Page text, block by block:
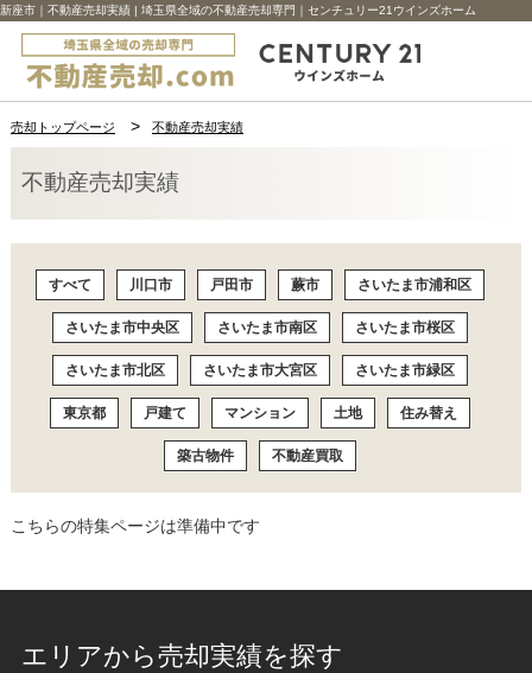
新座市｜不動産売却実績 | 埼玉県全域の不動産売却専門｜センチュリー21ウインズホーム
売却トップページ 不動産売却実績
不動産売却実績
すべて 川口市 戸田市 蕨市 さいたま市浦和区
さいたま市中央区 さいたま市南区 さいたま市桜区
さいたま市北区 さいたま市大宮区 さいたま市緑区
東京都 戸建て マンション 土地 住み替え
築古物件 不動産買取
こちらの特集ページは準備中です
エリアから売却実績を探す